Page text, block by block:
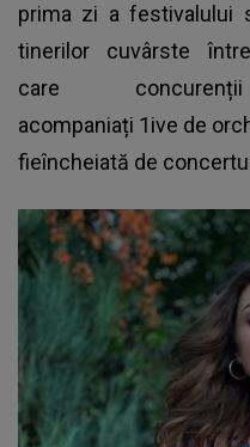
prima zi a festivalului
tinerilor cuvârste
care
acompaniați 1ive de
fieîncheiată de